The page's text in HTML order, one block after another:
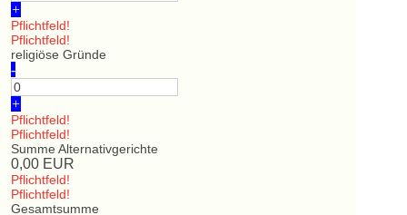
+
Pflichtfeld!
Pflichtfeld!
religiöse Gründe
-
+
Pflichtfeld!
Pflichtfeld!
Summe Alternativgerichte
0,00EUR
Pflichtfeld!
Pflichtfeld!
Gesamtsumme